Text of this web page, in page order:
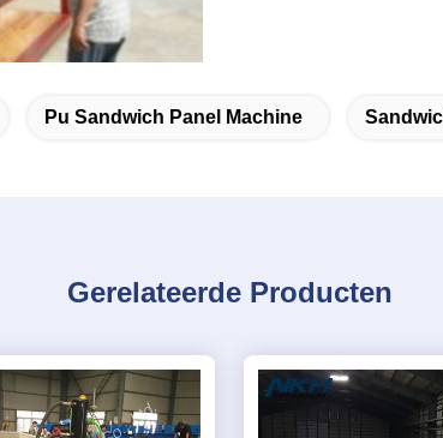
Pu Sandwich Panel Machine
Gerelateerde Producten